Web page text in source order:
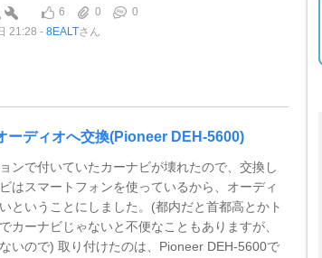
6 0
0
21:28
8EALTさん
ーディオへ交換(Pioneer DEH-5600)
ンで付いていたカーナビが壊れたので、交換し
はスマートフォンを使っているから、オーディ
ということにしました。(都内だと首都高とかト
カーナビじゃないと不便なこともありますが、
いので) 取り付けたのは、Pioneer DEH-5600で